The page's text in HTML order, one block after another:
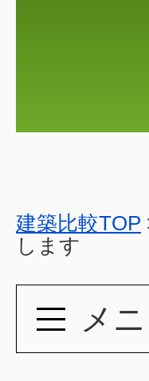
建築比較TOP
します
メ